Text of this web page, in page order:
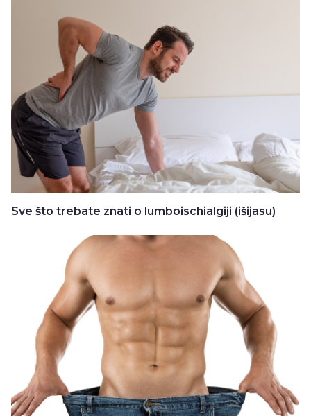
Sve što trebate znati o lumboischialgiji (išijasu)